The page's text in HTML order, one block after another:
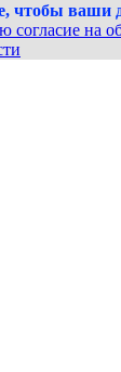
чтобы ваши
согласие на